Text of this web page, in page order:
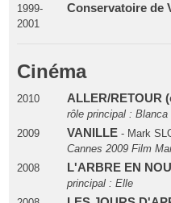
1999-
2001
Conservatoire de
Cinéma
2010 ALLER/RETOUR
rôle principal : Blanca
2009
VANILLE- Mark
Cannes 2009 Film
2008
L'ARBRE EN
principal : Elle